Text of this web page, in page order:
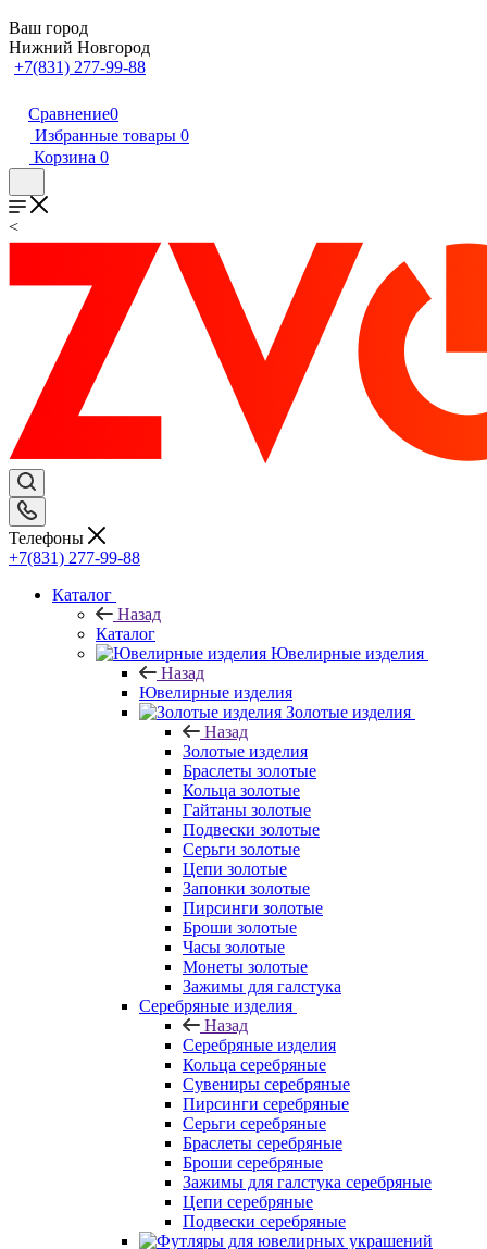
Ваш город
Нижний Новгород
+7(831) 277-99-88
Сравнение0
Избранные товары 0
Корзина 0
<
Телефоны
+7(831) 277-99-88
Каталог
Назад
Каталог
Ювелирные изделия
Назад
Ювелирные изделия
Золотые изделия
Назад
Золотые изделия
Браслеты золотые
Кольца золотые
Гайтаны золотые
Подвески золотые
Серьги золотые
Цепи золотые
Запонки золотые
Пирсинги золотые
Броши золотые
Часы золотые
Монеты золотые
Зажимы для галстука
Серебряные изделия
Назад
Серебряные изделия
Кольца серебряные
Сувениры серебряные
Пирсинги серебряные
Серьги серебряные
Браслеты серебряные
Броши серебряные
Зажимы для галстука серебряные
Цепи серебряные
Подвески серебряные